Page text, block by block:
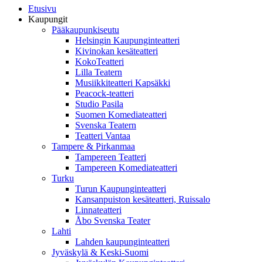
Etusivu
Kaupungit
Pääkaupunkiseutu
Helsingin Kaupunginteatteri
Kivinokan kesäteatteri
KokoTeatteri
Lilla Teatern
Musiikkiteatteri Kapsäkki
Peacock-teatteri
Studio Pasila
Suomen Komediateatteri
Svenska Teatern
Teatteri Vantaa
Tampere & Pirkanmaa
Tampereen Teatteri
Tampereen Komediateatteri
Turku
Turun Kaupunginteatteri
Kansanpuiston kesäteatteri, Ruissalo
Linnateatteri
Åbo Svenska Teater
Lahti
Lahden kaupunginteatteri
Jyväskylä & Keski-Suomi